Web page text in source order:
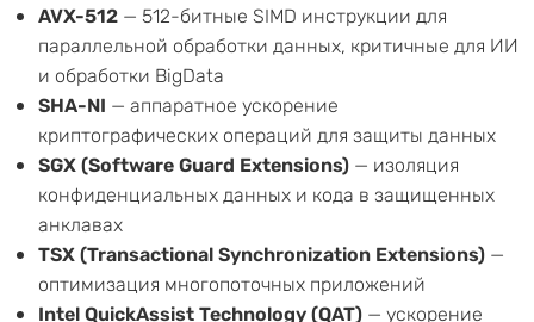
AVX-512 — 512-битные SIMD инструкции для
параллельной обработки данных, критичные для ИИ
и обработки BigData
SHA-NI — аппаратное ускорение
криптографических операций для защиты данных
SGX (Software Guard Extensions) — изоляция
конфиденциальных данных и кода в защищенных
анклавах
TSX (Transactional Synchronization Extensions) —
оптимизация многопоточных приложений
Intel QuickAssist Technology (QAT) — ускорение